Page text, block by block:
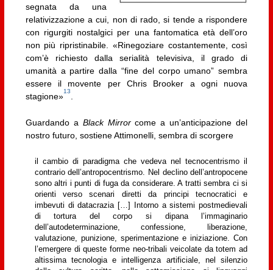
segnata da una
relativizzazione a cui, non di rado, si tende a rispondere
con rigurgiti nostalgici per una fantomatica età dell’oro
non più ripristinabile. «Rinegoziare costantemente, così
com’è richiesto dalla serialità televisiva, il grado di
umanità a partire dalla “fine del corpo umano” sembra
essere il movente per Chris Brooker a ogni nuova
stagione»
13
Guardando a Black Mirrorcome a un’anticipazione del
nostro futuro, sostiene Attimonelli, sembra di scorgere
il cambio di paradigma che vedeva nel tecnocentrismo il
contrario dell’antropocentrismo. Nel declino dell’antropocene
sono altri i punti di fuga da considerare. A tratti sembra ci si
orienti verso scenari diretti da principi tecnocratici e
imbevuti di datacrazia […] Intorno a sistemi postmedievali
di tortura del corpo si dipana l’immaginario
dell’autodeterminazione, confessione, liberazione,
valutazione, punizione, sperimentazione e iniziazione. Con
l’emergere di queste forme neo-tribali veicolate da totem ad
altissima tecnologia e intelligenza artificiale, nel silenzio